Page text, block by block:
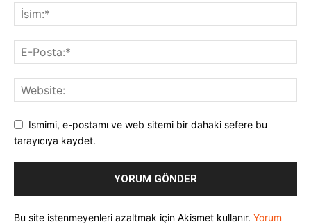
Ismimi, e-postamı ve web sitemi bir dahaki sefere bu
tarayıcıya kaydet.
Bu site istenmeyenleri azaltmak için Akismet kullanır. Yorum